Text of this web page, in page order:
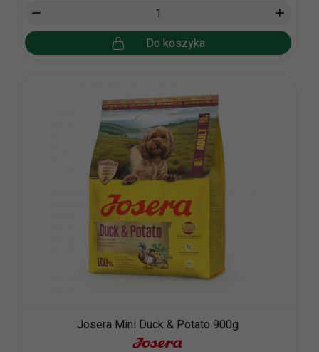
Do koszyka
Josera Mini Duck & Potato 900g